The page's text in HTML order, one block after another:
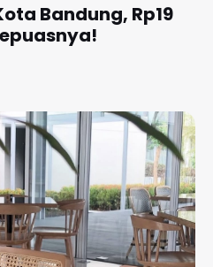
Bandung, Rp19